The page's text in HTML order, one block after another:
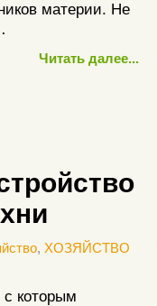
материи. Не
Читать далее...
, ХОЗЯЙСТВО
с которым